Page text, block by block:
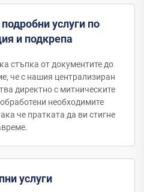
услуги по
и подкрепа
стъпка от документите до
че с нашия централизиран
директно с митническите
необходимите
че пратката да ви стигне
услуги